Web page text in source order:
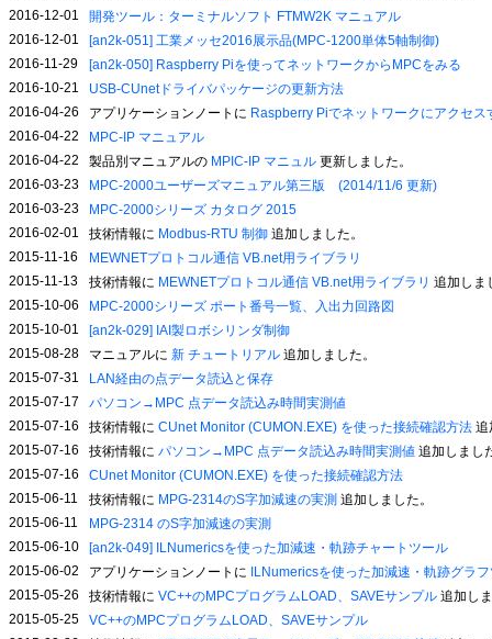
2016-12-01
開発ツール：ターミナルソフト FTMW2K マニュアル
2016-12-01
[an2k-051] 工業メッセ2016展示品(MPC-1200単体5軸制御)
2016-11-29
[an2k-050] Raspberry Piを使ってネットワークからMPCをみる
2016-10-21
USB-CUnetドライバパッケージの更新方法
2016-04-26
アプリケーションノートに Raspberry Piでネットワークにアクセス
2016-04-22
MPC-IP マニュアル
2016-04-22
製品別マニュアルの MPIC-IP マニュル 更新しました。
2016-03-23
MPC-2000ユーザーズマニュアル第三版 (2014/11/6 更新)
2016-03-23
MPC-2000シリーズ カタログ 2015
2016-02-01
技術情報に Modbus-RTU 制御 追加しました。
2015-11-16
MEWNETプロトコル通信 VB.net用ライブラリ
2015-11-13
技術情報に MEWNETプロトコル通信 VB.net用ライブラリ 追加しま
2015-10-06
MPC-2000シリーズ ポート番号一覧、入出力回路図
2015-10-01
[an2k-029] IAI製ロボシリンダ制御
2015-08-28
マニュアルに 新 チュートリアル 追加しました。
2015-07-31
LAN経由の点データ読込と保存
2015-07-17
パソコン→MPC 点データ読込み時間実測値
2015-07-16
技術情報に CUnet Monitor (CUMON.EXE) を使った接続確認方法 追
2015-07-16
技術情報に パソコン→MPC 点データ読込み時間実測値 追加しまし
2015-07-16
CUnet Monitor (CUMON.EXE) を使った接続確認方法
2015-06-11
技術情報に MPG-2314のS字加減速の実測 追加しました。
2015-06-11
MPG-2314 のS字加減速の実測
2015-06-10
[an2k-049] ILNumericsを使った加減速・軌跡チャートツール
2015-06-02
アプリケーションノートに
ILNumericsを使った加減速・軌跡グラ
2015-05-26
技術情報に VC++のMPCプログラムLOAD、SAVEサンプル 追加し
2015-05-25
VC++のMPCプログラムLOAD、SAVEサンプル